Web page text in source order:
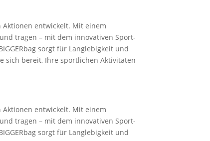
entwickelt. Mit einem
tragen – mit dem innovativen Sport-
sorgt für Langlebigkeit und
sich bereit, Ihre sportlichen Aktivitäten
entwickelt. Mit einem
tragen – mit dem innovativen Sport-
sorgt für Langlebigkeit und